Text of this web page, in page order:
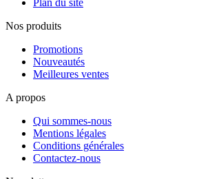
Plan du site
Nos produits
Promotions
Nouveautés
Meilleures ventes
A propos
Qui sommes-nous
Mentions légales
Conditions générales
Contactez-nous